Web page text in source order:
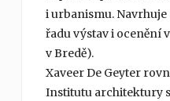
i urbanismu. Navrhuje
řadu výstav i ocenění
v Bredě).
Xaveer De Geyter
Institutu architektury